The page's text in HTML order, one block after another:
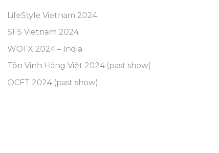
LifeStyle Vietnam 2024
SFS Vietnam 2024
WOFX 2024 – India
Tôn Vinh Hàng Việt 2024 (past show)
OCFT 2024 (past show)